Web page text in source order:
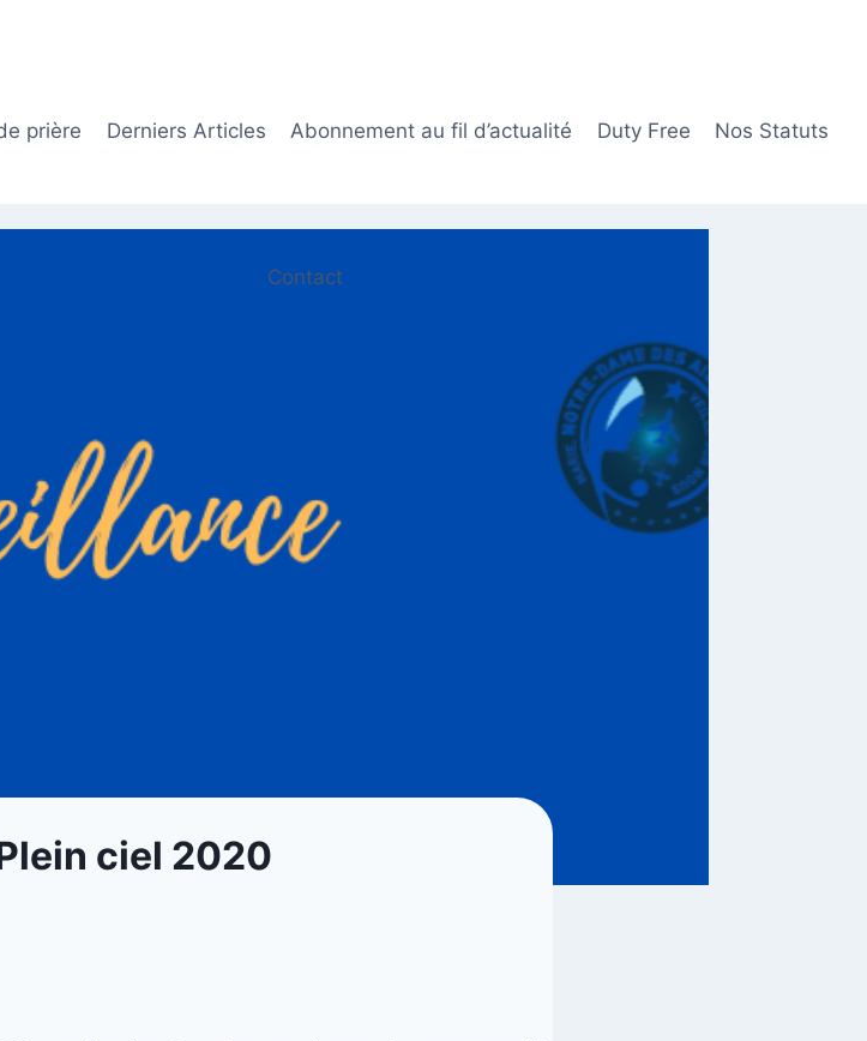
prière Derniers Articles Abonnement au fil d’actualité Duty Free Nos Statuts
Contact
ciel 2020